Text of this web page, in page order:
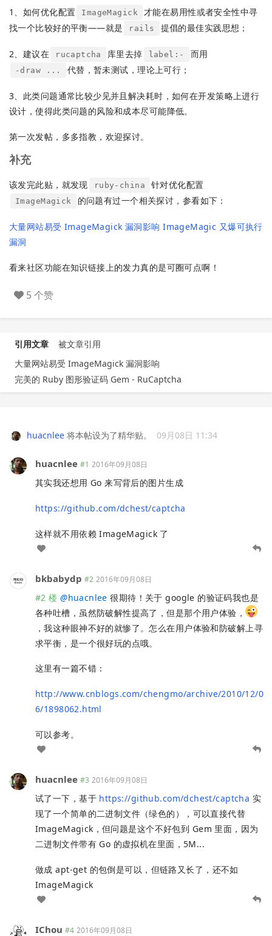
1、如何优化配置 ImageMagick
才能在易用性或者安全性中寻
找一个比较好的平衡——就是
rails 提倡的最佳实践思想；
2、建议在 rucaptcha 库里去掉 label:- 而用
-draw ... 代替，暂未测试，理论上可行；
3、此类问题通常比较少见并且解决耗时，如何在开发策略上进行
设计，使得此类问题的风险和成本尽可能降低。
第一次发帖，多多指教，欢迎探讨。
补充
该发完此贴，就发现 ruby-china 针对优化配置
ImageMagick 的问题有过一个相关探讨，参看如下：
大量网站易受 ImageMagick 漏洞影响 ImageMagic 又爆可执行
漏洞
看来社区功能在知识链接上的发力真的是可圈可点啊！
5 个赞
引用文章
被文章引用
大量网站易受 ImageMagick 漏洞影响
完美的 Ruby 图形验证码 Gem - RuCaptcha
huacnlee 将本帖设为了精华贴。 09月08日 11:34
huacnlee #1 2016年09月08日
其实我还想用 Go 来写背后的图片生成
https://github.com/dchest/captcha
这样就不用依赖 ImageMagick 了
bkbabydp #2 2016年09月08日
#2 楼 @huacnlee 很期待！关于 google 的验证码我也是
各种吐槽，虽然防破解性提高了，但是那个用户体验，
，我这种眼神不好的就惨了。怎么在用户体验和防破解上寻
求平衡，是一个很好玩的点哦。
这里有一篇不错：
http://www.cnblogs.com/chengmo/archive/2010/12/0
6/1898062.html
可以参考。
huacnlee #3 2016年09月08日
试了一下，基于 https://github.com/dchest/captcha 实
现了一个简单的二进制文件（绿色的），可以直接代替
ImageMagick，但问题是这个不好包到 Gem 里面，因为
二进制文件带有 Go 的虚拟机在里面，5M...
做成 apt-get 的包倒是可以，但链路又长了，还不如
ImageMagick
IChou #4 2016年09月08日